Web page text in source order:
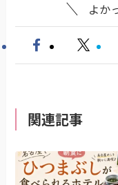
よか
関連記事